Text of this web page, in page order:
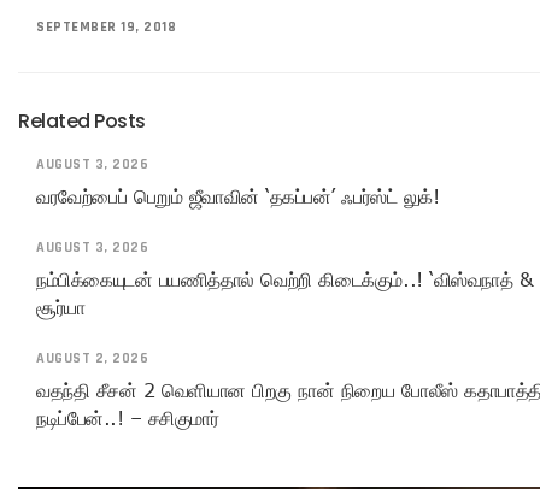
SEPTEMBER 19, 2018
Related Posts
AUGUST 3, 2026
வரவேற்பைப் பெறும் ஜீவாவின் ‘தகப்பன்’ ஃபர்ஸ்ட் லுக்!
AUGUST 3, 2026
நம்பிக்கையுடன் பயணித்தால் வெற்றி கிடைக்கும்..! ‘விஸ்வநாத் &
சூர்யா
AUGUST 2, 2026
வதந்தி சீசன் 2 வெளியான பிறகு நான் நிறைய போலீஸ்
நடிப்பேன்..! – சசிகுமார்